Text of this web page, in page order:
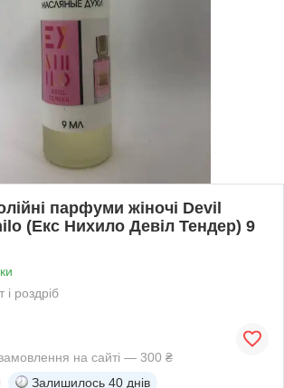
парфуми жіночі Devil
(Екс Нихило Девіл Тендер) 9
і роздріб
на сайті — 300 ₴
Залишилось 40 днів